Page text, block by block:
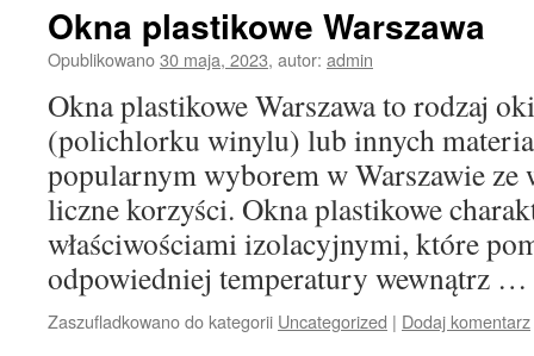
Okna plastikowe Warszawa
Opublikowano30 maja, 2023, autor: admin
Okna plastikowe Warszawa to rodzaj
(polichlorku winylu) lub innych
popularnym wyborem w Warszawie ze
liczne korzyści. Okna plastikowe
właściwościami izolacyjnymi, które
odpowiedniej temperatury wewnątrz …
Zaszufladkowano do kategorii Uncategorized | Dodaj komentarz